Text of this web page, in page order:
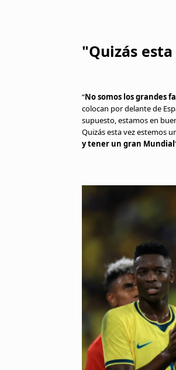
"Quizás
“No somos los grandes
colocan por delante de
supuesto, estamos en
Quizás esta vez estemos
y tener un gran Mundial